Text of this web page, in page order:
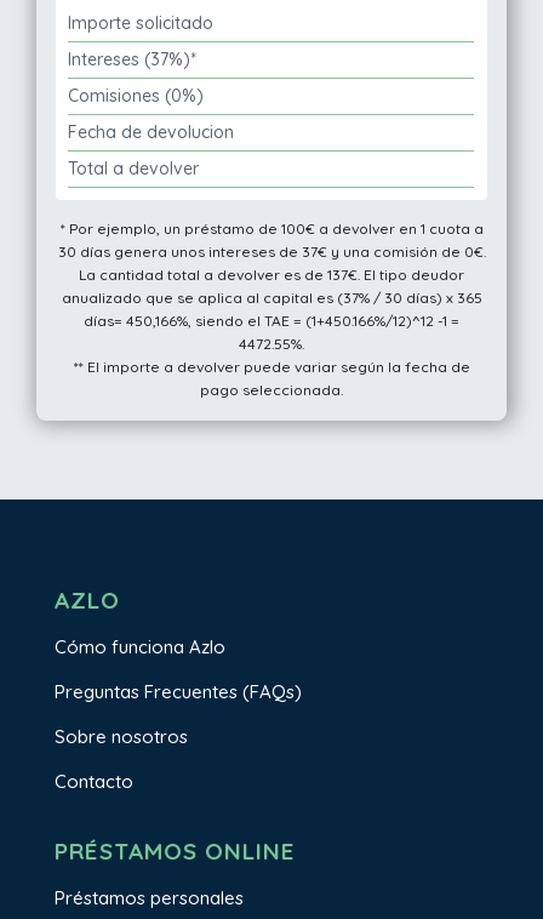
Importe solicitado
Intereses (37%)*
Comisiones (0%)
Fecha de devolucion
Total a devolver
* Por ejemplo, un préstamo de 100€ a devolver en 1 cuota a
30 días genera unos intereses de 37€ y una comisión de 0€.
La cantidad total a devolver es de 137€. El tipo deudor
anualizado que se aplica al capital es (37% / 30 días) x 365
días= 450,166%, siendo el TAE = (1+450.166%/12)^12 -1 =
4472.55%.
** El importe a devolver puede variar según la fecha de
pago seleccionada.
AZLO
Cómo funciona Azlo
Preguntas Frecuentes (FAQs)
Sobre nosotros
Contacto
PRÉSTAMOS ONLINE
Préstamos personales